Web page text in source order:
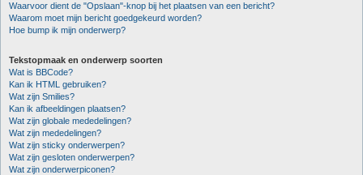
Waarvoor dient de "Opslaan"-knop bij het plaatsen van een bericht?
Waarom moet mijn bericht goedgekeurd worden?
Hoe bump ik mijn onderwerp?
Tekstopmaak en onderwerp soorten
Wat is BBCode?
Kan ik HTML gebruiken?
Wat zijn Smilies?
Kan ik afbeeldingen plaatsen?
Wat zijn globale mededelingen?
Wat zijn mededelingen?
Wat zijn sticky onderwerpen?
Wat zijn gesloten onderwerpen?
Wat zijn onderwerpiconen?